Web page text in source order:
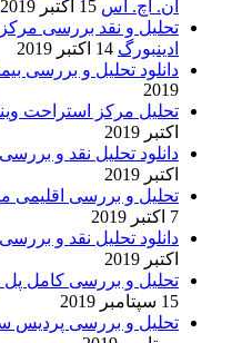
ان. اچ. اس 15 اکتبر 2019
تحلیل و نقد بررسی
ادینبورگ 14 اکتبر 2019
دانلود تحلیل و بررسی
2019
تحلیل مرکز استراحت
اکتبر 2019
دانلود تحلیل نقد و
اکتبر 2019
تحلیل و بررسی اقلیمی
7 اکتبر 2019
دانلود تحلیل نقد و
اکتبر 2019
تحلیل و بررسی کامل
15 سپتامبر 2019
تحلیل و بررسی پردیس